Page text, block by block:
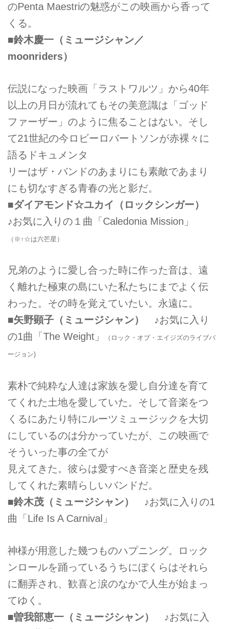
のPenta Maestriの魅惑がこの映画から香って
くる。
■鈴木慶一（ミュージシャン／
moonriders）
伝説になった映画「ラストワルツ」から40年
以上の月日が流れてもその美意識は「ゴッド
ファーザー」のように焦ることはない。そし
て21世紀の今ロビーロバートソンが赤裸々に
語るドキュメンタ
リーはザ・バンドのあまりにも素敵であまり
にも切なすぎる青春の光と影だ。
■ダイアモンド☆ユカイ（ロックシンガー）
♪お気に入りの１曲「Caledonia Mission」
（※↑☆は六芒星）
兄弟のように愛し合った時に作った音は、遠
く離れた極東の島にいた私たちにまでよく伝
わった。その時を覚えていたい。永遠に。
■矢野顕子（ミュージシャン）
♪お気に入り
の1曲「The Weight」
（ロック・オブ・エイジズのライブバ
ージョン)
素朴で純粋な人達は家族を愛し自分達を育て
てくれた土地を愛していた。そして音楽をつ
くるにあたり特にルーツミュージックを大切
にしているのは分かっていたが、この映画で
そういった事の全てが
見えてきた。彼らは愛すべき音楽と歴史を残
してくれた素晴らしいバンドだ。
■鈴木茂（ミュージシャン）
♪お気に入りの1
曲「Life Is A Carnival」
神様が用意した幾つものハプニング。ロック
ンロールを踊っているうちにぼくらはそれら
に翻弄され、歓喜と涙のなかで人生が始まっ
てゆく。
■曽我部恵一（ミュージシャン）
♪お気に入